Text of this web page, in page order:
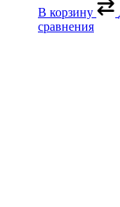
В корзину
сравнения